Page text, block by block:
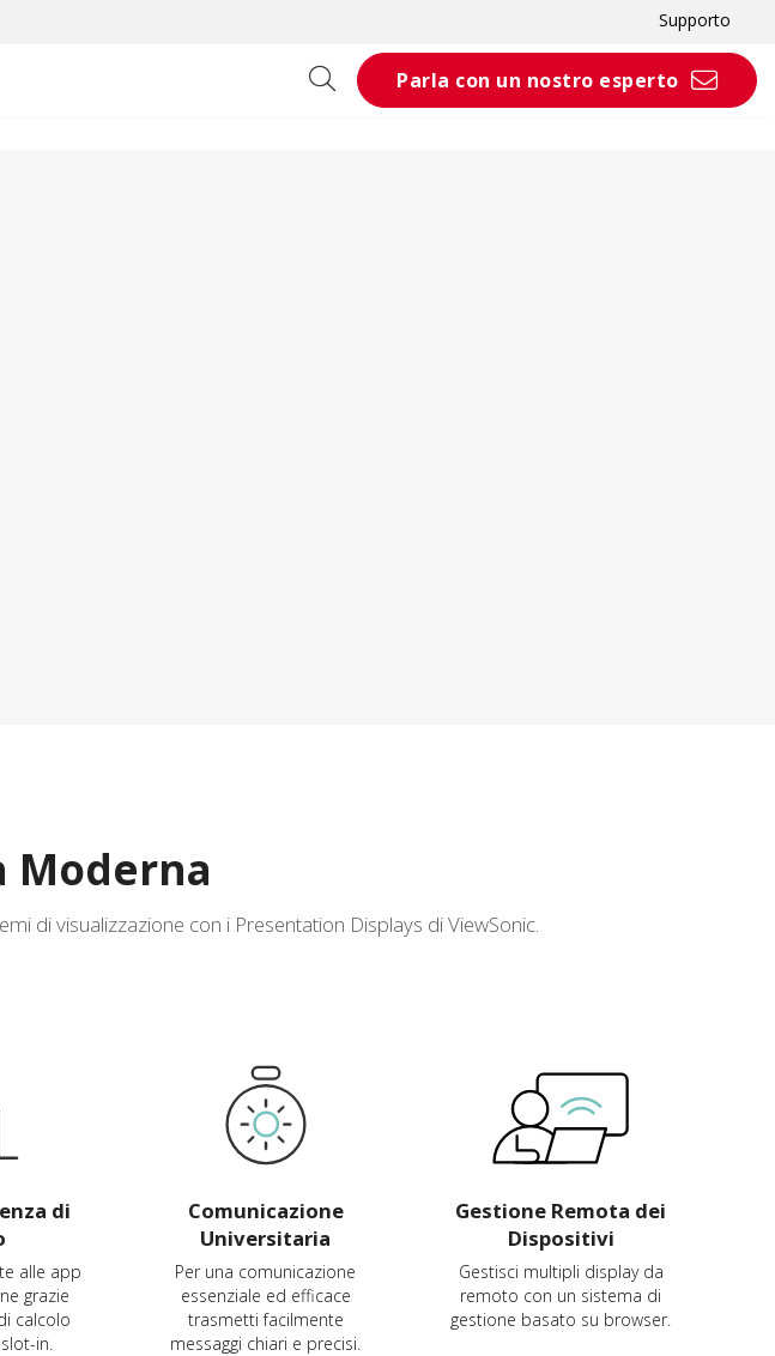
Supporto
Parla con un nostro esperto
Moderna
di visualizzazione con i Presentation Displays di ViewSonic.
di
alle app
grazie
calcolo
in.
Comunicazione
Universitaria
Per una comunicazione
essenziale ed efficace
trasmetti facilmente
messaggi chiari e precisi.
Gestione Remota dei
Dispositivi
Gestisci multipli display da
remoto con un sistema di
gestione basato su browser.